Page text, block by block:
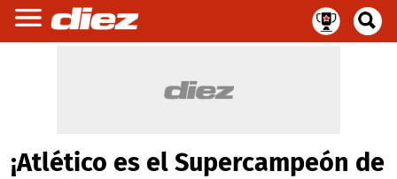
¡Atlético es el Supercampeón de